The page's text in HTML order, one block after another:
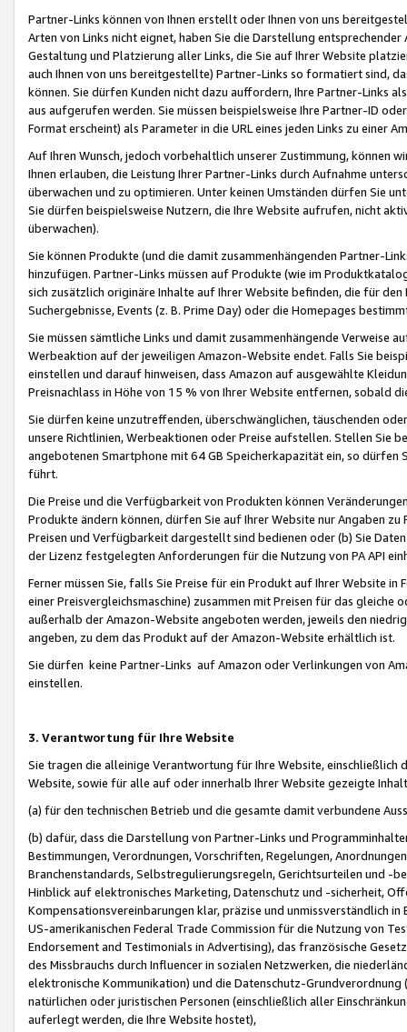
Partner-Links können von Ihnen erstellt oder Ihnen von uns
Arten von Links nicht eignet, haben Sie die Darstellung
Gestaltung und Platzierung aller Links, die Sie auf Ihrer Website
auch Ihnen von uns bereitgestellte) Partner-Links so formatiert sind,
können. Sie dürfen Kunden nicht dazu auffordern, Ihre Partner-Links
aus aufgerufen werden. Sie müssen beispielsweise Ihre Partner-ID
Format erscheint) als Parameter in die URL eines jeden Links zu einer
Auf Ihren Wunsch, jedoch vorbehaltlich unserer Zustimmung, können
Ihnen erlauben, die Leistung Ihrer Partner-Links durch Aufnahme
überwachen und zu optimieren. Unter keinen Umständen dürfen Sie
Sie dürfen beispielsweise Nutzern, die Ihre Website aufrufen, nicht
überwachen).
Sie können Produkte (und die damit zusammenhängenden Partner-
hinzufügen. Partner-Links müssen auf Produkte (wie im
sich zusätzlich originäre Inhalte auf Ihrer Website befinden, die für
Suchergebnisse, Events (z. B. Prime Day) oder die Homepages
Sie müssen sämtliche Links und damit zusammenhängende
Werbeaktion auf der jeweiligen Amazon-Website endet. Falls Sie
einstellen und darauf hinweisen, dass Amazon auf ausgewählte
Preisnachlass in Höhe von 15 % von Ihrer Website entfernen, sobald
Sie dürfen keine unzutreffenden, überschwänglichen, täuschenden
unsere Richtlinien, Werbeaktionen oder Preise aufstellen. Stellen Sie
angebotenen Smartphone mit 64 GB Speicherkapazität ein, so dürfen
führt.
Die Preise und die Verfügbarkeit von Produkten können
Produkte ändern können, dürfen Sie auf Ihrer Website nur Angaben
Preisen und Verfügbarkeit dargestellt sind bedienen oder (b) Sie
der Lizenz festgelegten Anforderungen für die Nutzung von PA API
Ferner müssen Sie, falls Sie Preise für ein Produkt auf Ihrer Website
einer Preisvergleichsmaschine) zusammen mit Preisen für das
außerhalb der Amazon-Website angeboten werden, jeweils den
angeben, zu dem das Produkt auf der Amazon-Website erhältlich ist.
Sie dürfen keine Partner-Links auf Amazon oder Verlinkungen von
einstellen.
3. Verantwortung für Ihre Website
Sie tragen die alleinige Verantwortung für Ihre Website,
Website, sowie für alle auf oder innerhalb Ihrer Website gezeigte
(a) für den technischen Betrieb und die gesamte damit verbundene
(b) dafür, dass die Darstellung von Partner-Links und
Bestimmungen, Verordnungen, Vorschriften, Regelungen,
Branchenstandards, Selbstregulierungsregeln, Gerichtsurteilen und -
Hinblick auf elektronisches Marketing, Datenschutz und -sicherheit,
Kompensationsvereinbarungen klar, präzise und unmissverständlich
US-amerikanischen Federal Trade Commission für die Nutzung von
Endorsement and Testimonials in Advertising), das französische
des Missbrauchs durch Influencer in sozialen Netzwerken, die
elektronische Kommunikation) und die Datenschutz-
natürlichen oder juristischen Personen (einschließlich aller
auferlegt werden, die Ihre Website hostet),